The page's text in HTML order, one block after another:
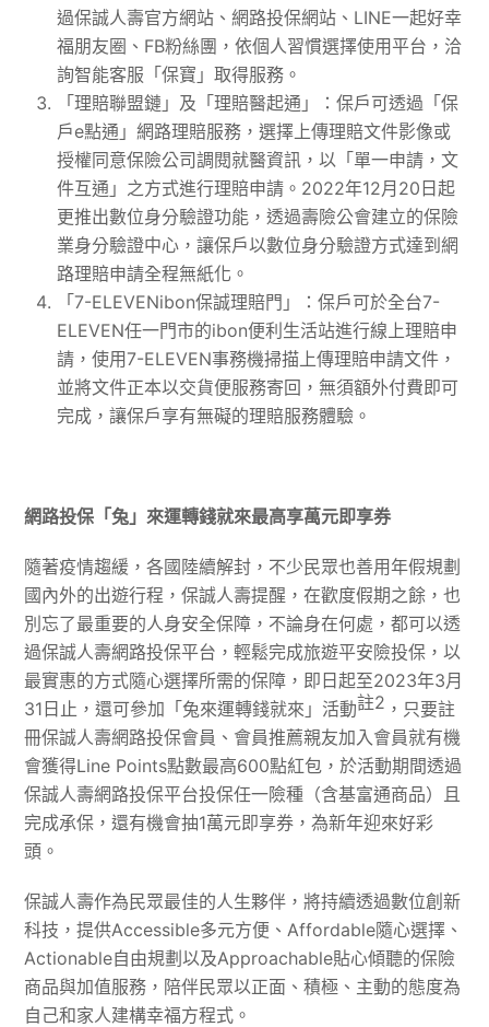
過保誠人壽官方網站、網路投保網站、LINE一起好幸
福朋友圈、FB粉絲團，依個人習慣選擇使用平台，洽
詢智能客服「保寶」取得服務。
「理賠聯盟鏈」及「理賠醫起通」：保戶可透過「保
戶e點通」網路理賠服務，選擇上傳理賠文件影像或
授權同意保險公司調閱就醫資訊，以「單一申請，文
件互通」之方式進行理賠申請。2022年12月20日起
更推出數位身分驗證功能，透過壽險公會建立的保險
業身分驗證中心，讓保戶以數位身分驗證方式達到網
路理賠申請全程無紙化。
「7-ELEVENibon保誠理賠門」：保戶可於全台7-
ELEVEN任一門市的ibon便利生活站進行線上理賠申
請，使用7-ELEVEN事務機掃描上傳理賠申請文件，
並將文件正本以交貨便服務寄回，無須額外付費即可
完成，讓保戶享有無礙的理賠服務體驗。
網路投保 「兔 」來運轉錢就來最高享萬元即享券
隨著疫情趨緩，各國陸續解封，不少民眾也善用年假規劃
國內外的出遊行程，保誠人壽提醒，在歡度假期之餘，也
別忘了最重要的人身安全保障，不論身在何處，都可以透
過保誠人壽網路投保平台，輕鬆完成旅遊平安險投保，以
最實惠的方式隨心選擇所需的保障，即日起至2023年3月
31日止，還可參加「兔來運轉錢就來」活動註2 ，只要註
冊保誠人壽網路投保會員、會員推薦親友加入會員就有機
會獲得Line Points點數最高600點紅包，於活動期間透過
保誠人壽網路投保平台投保任一險種（含基富通商品）且
完成承保，還有機會抽1萬元即享券，為新年迎來好彩
頭。
保誠人壽作為民眾最佳的人生夥伴，將持續透過數位創新
科技，提供Accessible多元方便、Affordable隨心選擇、
Actionable自由規劃以及Approachable貼心傾聽的保險
商品與加值服務，陪伴民眾以正面、積極、主動的態度為
自己和家人建構幸福方程式。